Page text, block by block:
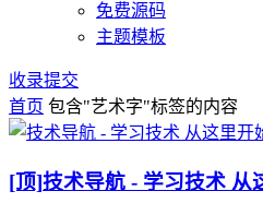
免费源码
主题模板
收录提交
首页 包含"艺术字"标签的内容
[顶]技术导航 - 学习技术 从